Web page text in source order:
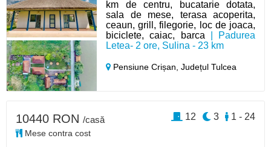
km de centru, bucatarie dotata,
sala de mese, terasa acoperita,
ceaun, grill, filegorie, loc de joaca,
biciclete, caiac, barca | Padurea
Letea- 2 ore, Sulina - 23 km
Pensiune Crișan,Județul Tulcea
10440 RON /casă
Mese contra cost
1 - 24
3
12